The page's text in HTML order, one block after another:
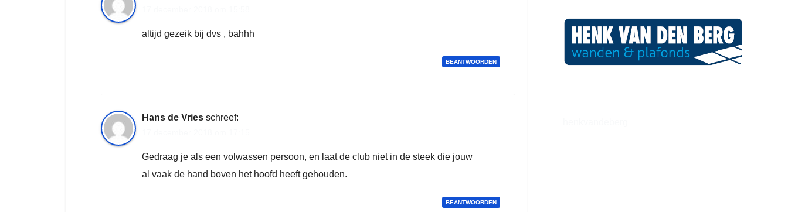
altijd gezeik bij dvs , bahhh
BEANTWOORDEN
Hans de Vries schreef:
Gedraag je als een volwassen persoon, en laat de club niet in de steek die jouw
al vaak de hand boven het hoofd heeft gehouden.
BEANTWOORDEN